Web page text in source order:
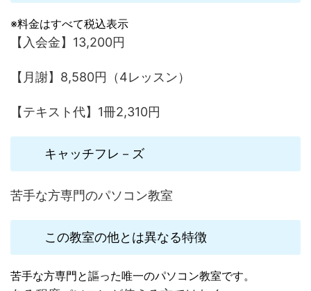
※料金はすべて税込表示
【入会金】13,200円
【月謝】8,580円（4レッスン）
【テキスト代】1冊2,310円
キャッチフレ－ズ
苦手な方専門のパソコン教室
この教室の他とは異なる特徴
苦手な方専門と謳った唯一のパソコン教室です。